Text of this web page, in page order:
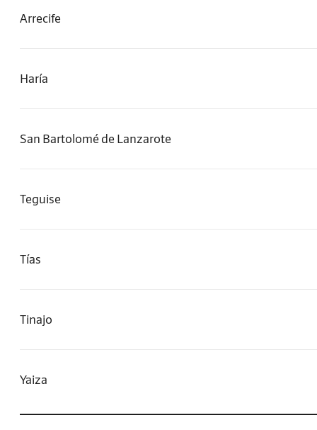
Arrecife
Haría
San Bartolomé de Lanzarote
Teguise
Tías
Tinajo
Yaiza